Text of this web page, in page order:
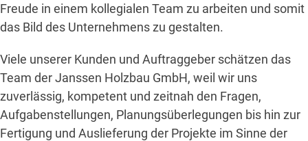
Freude in einem kollegialen Team zu arbeiten und somit
das Bild des Unternehmens zu gestalten.
Viele unserer Kunden und Auftraggeber schätzen das
Team der Janssen Holzbau GmbH, weil wir uns
zuverlässig, kompetent und zeitnah den Fragen,
Aufgabenstellungen, Planungsüberlegungen bis hin zur
Fertigung und Auslieferung der Projekte im Sinne der